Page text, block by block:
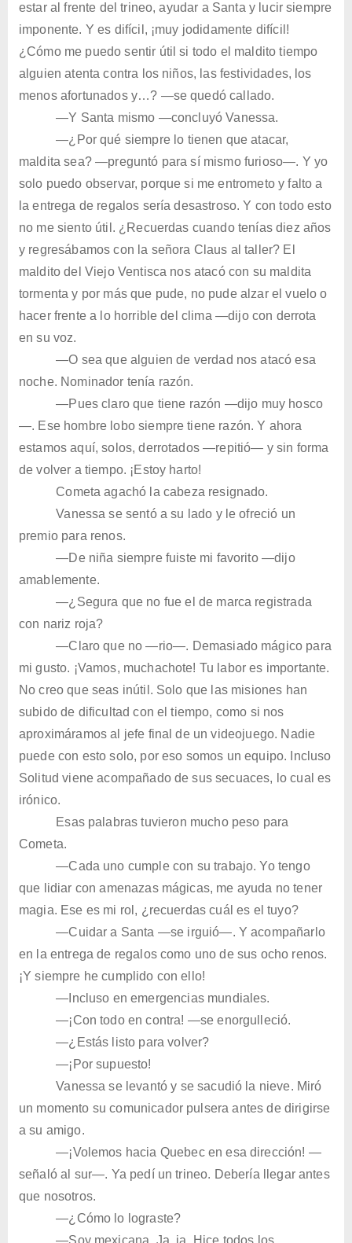
estar al frente del trineo, ayudar a Santa y lucir siempre
imponente. Y es difícil, ¡muy jodidamente difícil!
¿Cómo me puedo sentir útil si todo el maldito tiempo
alguien atenta contra los niños, las festividades, los
menos afortunados y…? —se quedó callado.
—Y Santa mismo —concluyó Vanessa.
—¿Por qué siempre lo tienen que atacar,
maldita sea? —preguntó para sí mismo furioso—. Y yo
solo puedo observar, porque si me entrometo y falto a
la entrega de regalos sería desastroso. Y con todo esto
no me siento útil. ¿Recuerdas cuando tenías diez años
y regresábamos con la señora Claus al taller? El
maldito del Viejo Ventisca nos atacó con su maldita
tormenta y por más que pude, no pude alzar el vuelo o
hacer frente a lo horrible del clima —dijo con derrota
en su voz.
—O sea que alguien de verdad nos atacó esa
noche. Nominador tenía razón.
—Pues claro que tiene razón —dijo muy hosco
—. Ese hombre lobo siempre tiene razón. Y ahora
estamos aquí, solos, derrotados —repitió— y sin forma
de volver a tiempo. ¡Estoy harto!
Cometa agachó la cabeza resignado.
Vanessa se sentó a su lado y le ofreció un
premio para renos.
—De niña siempre fuiste mi favorito —dijo
amablemente.
—¿Segura que no fue el de marca registrada
con nariz roja?
—Claro que no —rio—. Demasiado mágico para
mi gusto. ¡Vamos, muchachote! Tu labor es importante.
No creo que seas inútil. Solo que las misiones han
subido de dificultad con el tiempo, como si nos
aproximáramos al jefe final de un videojuego. Nadie
puede con esto solo, por eso somos un equipo. Incluso
Solitud viene acompañado de sus secuaces, lo cual es
irónico.
Esas palabras tuvieron mucho peso para
Cometa.
—Cada uno cumple con su trabajo. Yo tengo
que lidiar con amenazas mágicas, me ayuda no tener
magia. Ese es mi rol, ¿recuerdas cuál es el tuyo?
—Cuidar a Santa —se irguió—. Y acompañarlo
en la entrega de regalos como uno de sus ocho renos.
¡Y siempre he cumplido con ello!
—Incluso en emergencias mundiales.
—¡Con todo en contra! —se enorgulleció.
—¿Estás listo para volver?
—¡Por supuesto!
Vanessa se levantó y se sacudió la nieve. Miró
un momento su comunicador pulsera antes de dirigirse
a su amigo.
—¡Volemos hacia Quebec en esa dirección! —
señaló al sur—. Ya pedí un trineo. Debería llegar antes
que nosotros.
—¿Cómo lo lograste?
—Soy mexicana. Ja, ja. Hice todos los